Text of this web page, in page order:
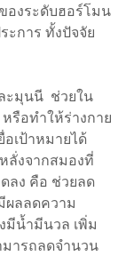
องระดับฮอร์โมน
ะการ ทั้งปัจจัย
ะมุนนี ช่วยใน
รือทำให้ร่างกาย
เป้าหมายได้
ลั่งจากสมองที่
ลง คือ ช่วยลด
ผลลดความ
มีน้ำมีนวล เพิ่ม
ารถลดจำนวน